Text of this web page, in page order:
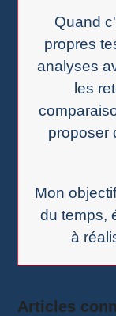
Quand
propres
analyses
les
proposer
Mon
du temps,
à
Articles